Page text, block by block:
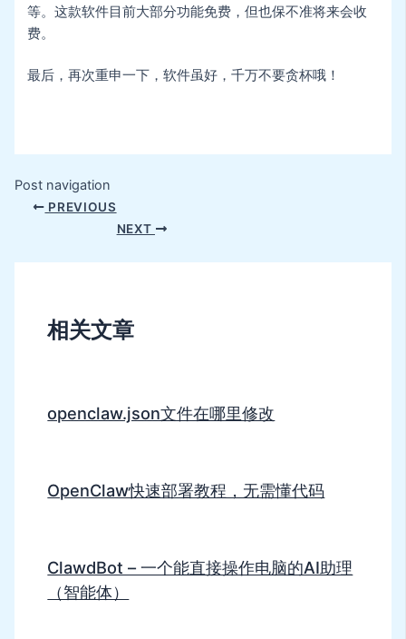
等。这款软件目前大部分功能免费，但也保不准将来会收
费。
最后，再次重申一下，软件虽好，千万不要贪杯哦！
Post navigation
PREVIOUS
NEXT
相关文章
openclaw.json文件在哪里修改
OpenClaw快速部署教程，无需懂代码
ClawdBot – 一个能直接操作电脑的AI助理
（智能体）